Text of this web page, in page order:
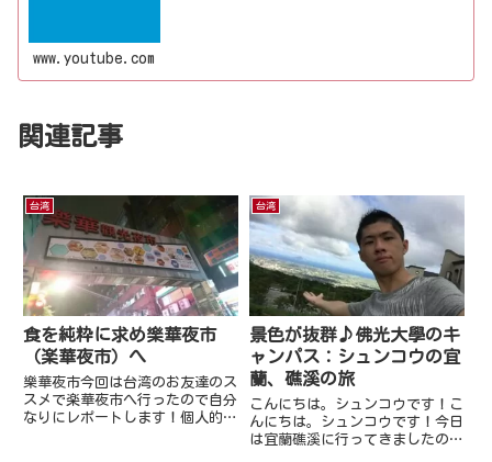
www.youtube.com
関連記事
台湾
食を純粋に求め樂華夜市
（楽華夜市）へ
樂華夜市今回は台湾のお友達のス
スメで楽華夜市へ行ったので自分
なりにレポートします！個人的に
台湾
景色が抜群♪佛光大學のキ
ャンパス：シュンコウの宜
蘭、礁溪の旅
こんにちは。シュンコウです！こ
んにちは。シュンコウです！今日
は宜蘭礁溪に行ってきましたので